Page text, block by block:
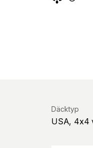
Däcktyp
USA, 4x4